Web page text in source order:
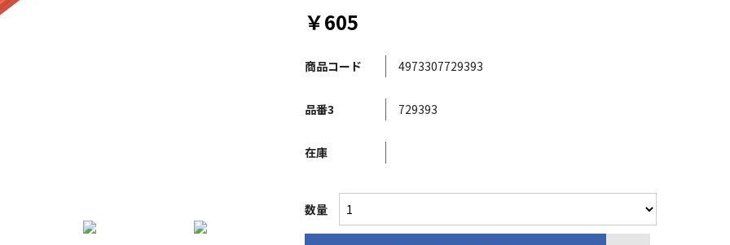
￥605
商品コード 4973307729393
品番3 729393
在庫
数量